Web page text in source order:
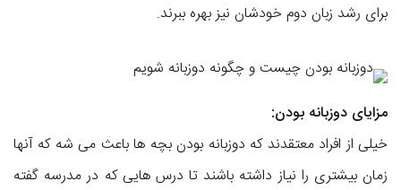
برای رشد زبان دوم خودشان نیز بهره ببرند.
مزایای دوزبانه بودن:
خیلی از افراد معتقدند که دوزبانه بودن بچه ها باعث می شه که آنها
زمان بیشتری را نیاز داشته باشند تا درس هایی که در مدرسه گفته